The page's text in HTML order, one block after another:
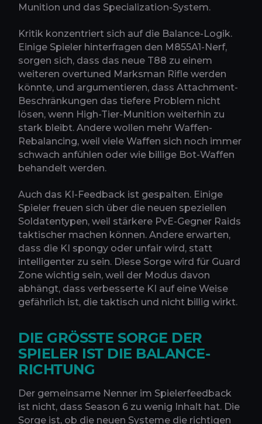
Munition und das Specialization-System.
Kritik konzentriert sich auf die Balance-Logik.
Einige Spieler hinterfragen den M855A1-Nerf,
sorgen sich, dass das neue T88 zu einem
weiteren overtuned Marksman Rifle werden
könnte, und argumentieren, dass Attachment-
Beschränkungen das tiefere Problem nicht
lösen, wenn High-Tier-Munition weiterhin zu
stark bleibt. Andere wollen mehr Waffen-
Rebalancing, weil viele Waffen sich noch immer
schwach anfühlen oder wie billige Bot-Waffen
behandelt werden.
Auch das KI-Feedback ist gespalten. Einige
Spieler freuen sich über die neuen speziellen
Soldatentypen, weil stärkere PvE-Gegner Raids
taktischer machen können. Andere erwarten,
dass die KI spongy oder unfair wird, statt
intelligenter zu sein. Diese Sorge wird für Guard
Zone wichtig sein, weil der Modus davon
abhängt, dass verbesserte KI auf eine Weise
gefährlich ist, die taktisch und nicht billig wirkt.
DIE GRÖSSTE SORGE DER S
PIELER IST DIE BALANCE-R
ICHTUNG
Der gemeinsame Nenner im Spielerfeedback
ist nicht, dass Season 6 zu wenig Inhalt hat. Die
Sorge ist, ob die neuen Systeme die richtigen